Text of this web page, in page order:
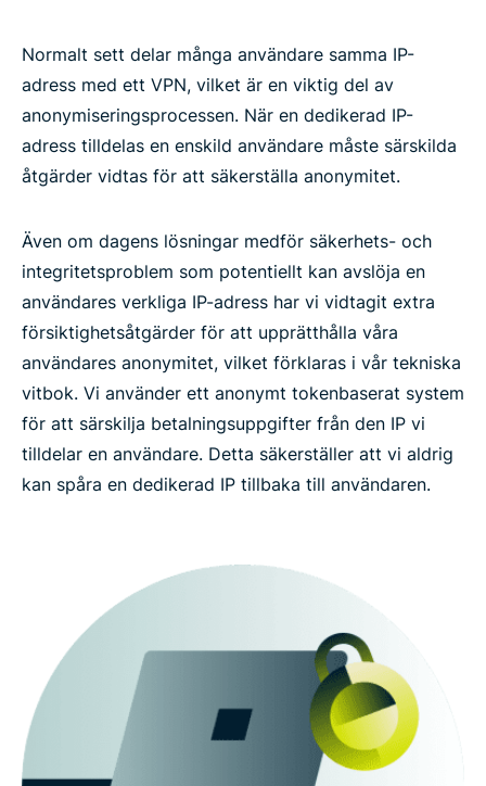
Normalt sett delar många användare samma IP-
adress med ett VPN, vilket är en viktig del av
anonymiseringsprocessen. När en dedikerad IP-
adress tilldelas en enskild användare måste särskilda
åtgärder vidtas för att säkerställa anonymitet.
Även om dagens lösningar medför säkerhets- och
integritetsproblem som potentiellt kan avslöja en
användares verkliga IP-adress har vi vidtagit extra
försiktighetsåtgärder för att upprätthålla våra
användares anonymitet, vilket förklaras i vår tekniska
vitbok. Vi använder ett anonymt tokenbaserat system
för att särskilja betalningsuppgifter från den IP vi
tilldelar en användare. Detta säkerställer att vi aldrig
kan spåra en dedikerad IP tillbaka till användaren.